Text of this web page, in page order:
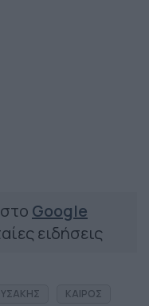
Google
ειδήσεις
ΚΑΙΡΟΣ